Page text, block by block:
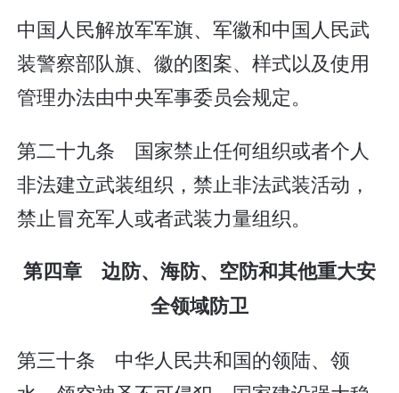
中国人民解放军军旗、军徽和中国人民武
装警察部队旗、徽的图案、样式以及使用
管理办法由中央军事委员会规定。
第二十九条 国家禁止任何组织或者个人
非法建立武装组织，禁止非法武装活动，
禁止冒充军人或者武装力量组织。
第四章 边防、海防、空防和其他重大安
全领域防卫
第三十条 中华人民共和国的领陆、领